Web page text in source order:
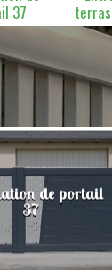
37
de portail
37